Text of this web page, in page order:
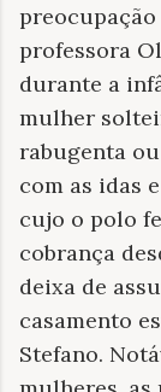
professora
durante a
mulher
rabugenta
com as idas
cujo o polo
cobrança
deixa de
casamento
Stefano.